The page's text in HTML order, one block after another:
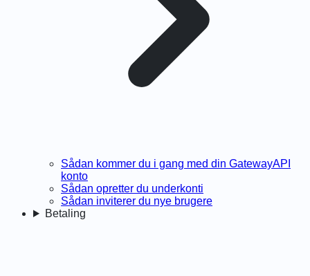
Sådan kommer du i gang med din GatewayAPI
konto
Sådan opretter du underkonti
Sådan inviterer du nye brugere
Betaling